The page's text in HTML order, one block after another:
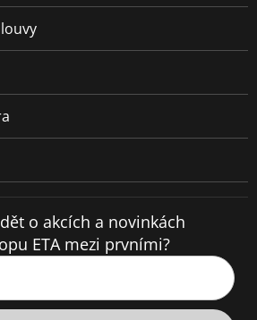
o akcích a novinkách
ETA mezi prvními?